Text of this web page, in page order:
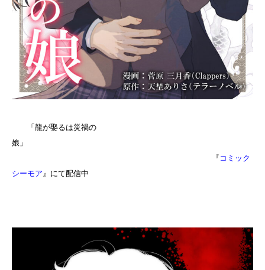
「龍が娶るは災禍の
娘」
『 コミック
シーモア 』にて配信中